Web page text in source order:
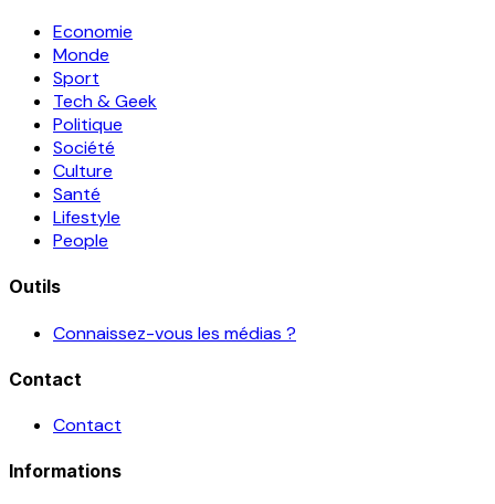
Economie
Monde
Sport
Tech & Geek
Politique
Société
Culture
Santé
Lifestyle
People
Outils
Connaissez-vous les médias ?
Contact
Contact
Informations